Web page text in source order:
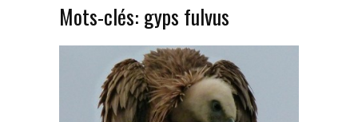
Mots-clés: gyps fulvus